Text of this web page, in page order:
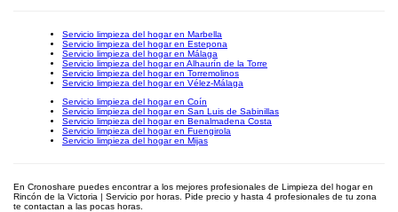
Servicio limpieza del hogar en Marbella
Servicio limpieza del hogar en Estepona
Servicio limpieza del hogar en Málaga
Servicio limpieza del hogar en Alhaurín de la Torre
Servicio limpieza del hogar en Torremolinos
Servicio limpieza del hogar en Vélez-Málaga
Servicio limpieza del hogar en Coín
Servicio limpieza del hogar en San Luis de Sabinillas
Servicio limpieza del hogar en Benalmadena Costa
Servicio limpieza del hogar en Fuengirola
Servicio limpieza del hogar en Mijas
En Cronoshare puedes encontrar a los mejores profesionales de Limpieza del hogar en
Rincón de la Victoria | Servicio por horas. Pide precio y hasta 4 profesionales de tu zona
te contactan a las pocas horas.